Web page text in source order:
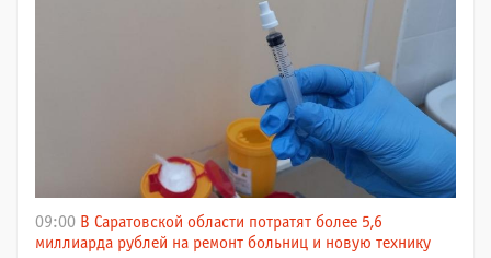
09:00 В Саратовской области потратят более 5,6
миллиарда рублей на ремонт больниц и новую технику